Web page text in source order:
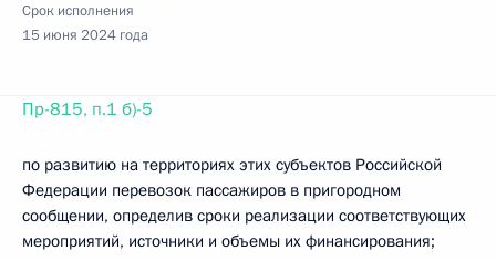
Срок исполнения
15 июня 2024 года
Пр-815, п.1 б)-5
по развитию на территориях этих субъектов Российской
Федерации перевозок пассажиров в пригородном
сообщении, определив сроки реализации соответствующих
мероприятий, источники и объемы их финансирования;